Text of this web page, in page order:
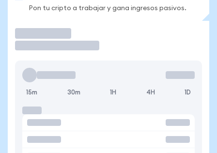
Pon tu cripto a trabajar y gana ingresos pasivos.
15m 30m 1H 4H 1D